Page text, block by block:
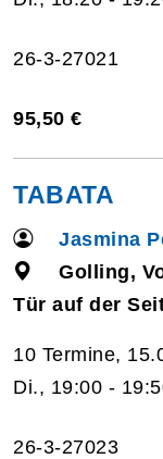
26-3-27021
95,50 €
TABATA
Jasmina
Golling,
Tür auf der
10 Termine,
Di., 19:00 -
26-3-27023